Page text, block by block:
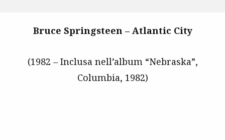
Bruce Springsteen – Atlantic City
(1982 – Inclusa nell’album “Nebraska”,
Columbia, 1982)